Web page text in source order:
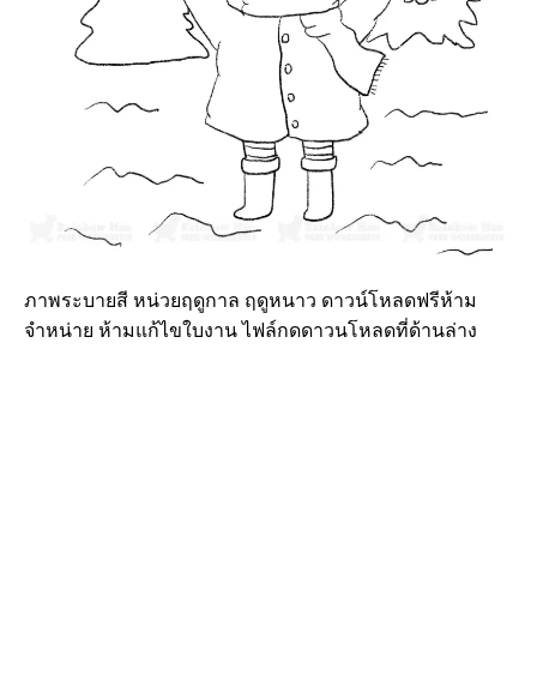
ภาพระบายสี หน่วยฤดูกาล ฤดูหนาว ดาวน์โหลดฟรีห้าม
จำหน่าย ห้ามแก้ไขใบงาน ไฟล์กดดาวนโหลดที่ด้านล่าง